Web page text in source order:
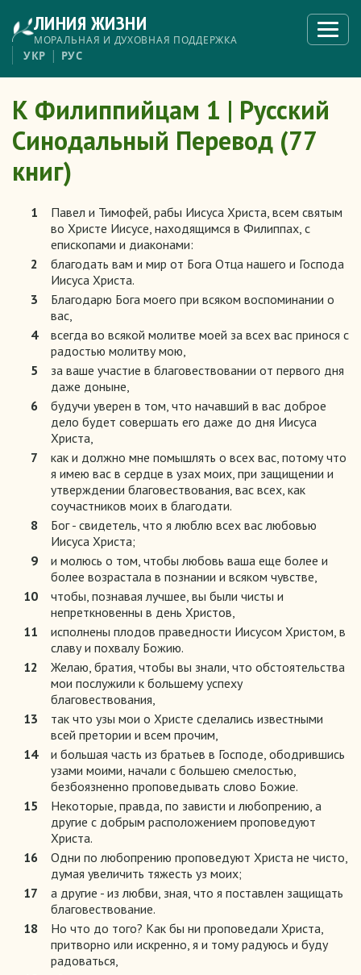
основному
содержанию
ЛИНИЯ ЖИЗНИ
МОРАЛЬНАЯ И ДУХОВНАЯ ПОДДЕРЖКА
меню
УКР РУС
К Филиппийцам 1 | Русский
Синодальный Перевод (77
книг)
1
Павел и Тимофей, рабы Иисуса Христа, всем святым
во Христе Иисусе, находящимся в Филиппах, с
епископами и диаконами:
2
благодать вам и мир от Бога Отца нашего и Господа
Иисуса Христа.
3
Благодарю Бога моего при всяком воспоминании о
вас,
4
всегда во всякой молитве моей за всех вас принося с
радостью молитву мою,
5
за ваше участие в благовествовании от первого дня
даже доныне,
6
будучи уверен в том, что начавший в вас доброе
дело будет совершать его даже до дня Иисуса
Христа,
7
как и должно мне помышлять о всех вас, потому что
я имею вас в сердце в узах моих, при защищении и
утверждении благовествования, вас всех, как
соучастников моих в благодати.
8
Бог - свидетель, что я люблю всех вас любовью
Иисуса Христа;
9
и молюсь о том, чтобы любовь ваша еще более и
более возрастала в познании и всяком чувстве,
10
чтобы, познавая лучшее, вы были чисты и
непреткновенны в день Христов,
11
исполнены плодов праведности Иисусом Христом, в
славу и похвалу Божию.
12
Желаю, братия, чтобы вы знали, что обстоятельства
мои послужили к большему успеху
благовествования,
13
так что узы мои о Христе сделались известными
всей претории и всем прочим,
14
и большая часть из братьев в Господе, ободрившись
узами моими, начали с большею смелостью,
безбоязненно проповедывать слово Божие.
15
Некоторые, правда, по зависти и любопрению, а
другие с добрым расположением проповедуют
Христа.
16
Одни по любопрению проповедуют Христа не чисто,
думая увеличить тяжесть уз моих;
17
а другие - из любви, зная, что я поставлен защищать
благовествование.
18
Но что до того? Как бы ни проповедали Христа,
притворно или искренно, я и тому радуюсь и буду
радоваться,